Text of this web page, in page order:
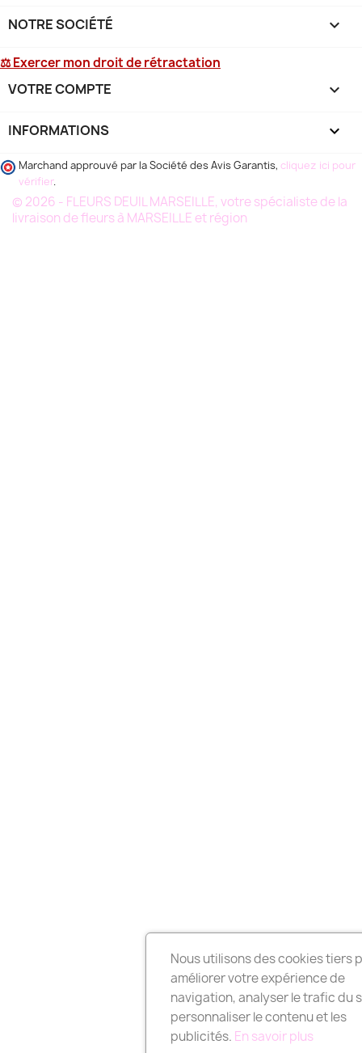
NOTRE SOCIÉTÉ 
⚖ Exercer mon droit de rétractation
VOTRE COMPTE 
INFORMATIONS keyboard_arrow_down
Marchand approuvé par la Société des Avis Garantis, cliquez ici pour
vérifier.
© 2026 - FLEURS DEUIL MARSEILLE, votre spécialiste de la
livraison de fleurs à MARSEILLE et région
Nous utilisons des cookies tiers
améliorer votre expérience de
navigation, analyser le trafic du
personnaliser le contenu et les
publicités. En savoir plus